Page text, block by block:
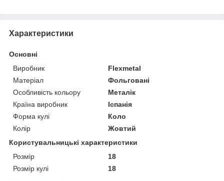
Характеристики
Основні
Виробник
Flexmetal
Матеріал
Фольговані
Особливість кольору
Металік
Країна виробник
Іспанія
Форма кулі
Коло
Колір
Жовтий
Користувальницькі характеристики
Розмір
18
Розмір кулі
18